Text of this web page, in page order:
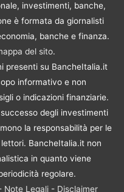
investimenti, banche,
è formata da giornalisti
banche e finanza.
del sito.
presenti su BancheItalia.it
informativo e non
o indicazioni finanziarie.
degli investimenti
la responsabilità per le
BancheItalia.it non
in quanto viene
regolare.
Note Legali- Disclaimer